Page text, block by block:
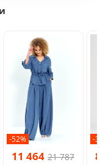
-52%
11 464 21 787
-